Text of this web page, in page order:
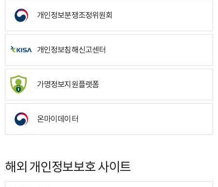
개인정보분쟁조정위원회
개인정보침해신고센터
가명정보지원플랫폼
온마이데이터
해외 개인정보보호 사이트